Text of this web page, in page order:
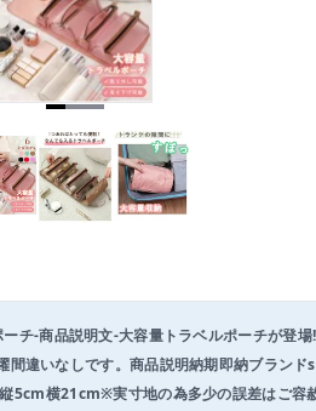
-商品説明文-大容量トラベルポーチが登
間違いなしです。商品説明納期即納ブラン
5cm横21cm※実寸地の為多少の誤差はご容